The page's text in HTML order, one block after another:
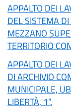
APPALTO DEI
DEL SISTEMA
MEZZANO
TERRITORIO
APPALTO DEI
DI ARCHIVIO
MUNICIPALE,
LIBERTÀ, 1”.